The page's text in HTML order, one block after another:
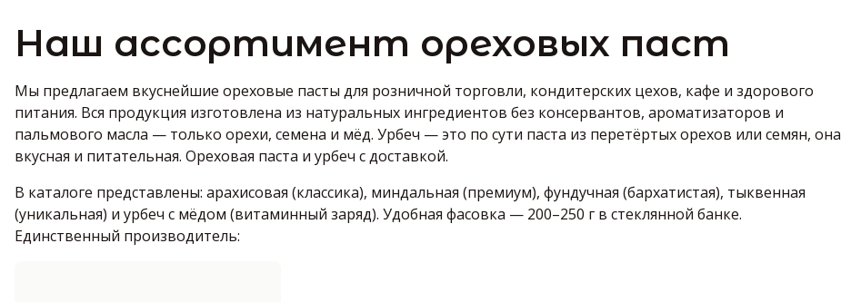
Наш ассортимент ореховых паст
Мы предлагаем вкуснейшие ореховые пасты для розничной торговли, кондитерских цехов, кафе и здорового
питания. Вся продукция изготовлена из натуральных ингредиентов без консервантов, ароматизаторов и
пальмового масла — только орехи, семена и мёд. Урбеч — это по сути паста из перетёртых орехов или семян, она
вкусная и питательная. Ореховая паста и урбеч с доставкой.
В каталоге представлены: арахисовая (классика), миндальная (премиум), фундучная (бархатистая), тыквенная
(уникальная) и урбеч с мёдом (витаминный заряд). Удобная фасовка — 200–250 г в стеклянной банке.
Единственный производитель: